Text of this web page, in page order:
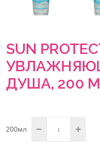
SUN
ДУША, 200
200мл − +